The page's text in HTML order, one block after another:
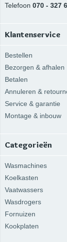
Telefoon 070 - 327
Klantenservice
Bestellen
Bezorgen & afhalen
Betalen
Annuleren &
Service & garantie
Montage & inbouw
Categorieën
Wasmachines
Koelkasten
Vaatwassers
Wasdrogers
Fornuizen
Kookplaten